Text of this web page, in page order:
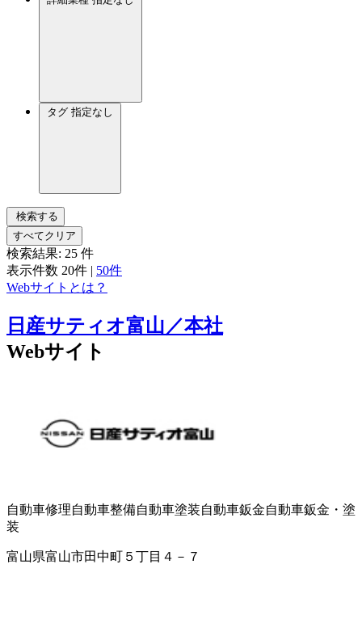
タグ 指定なし
検索する
すべてクリア
検索結果: 25 件
表示件数 20件 | 50件
Webサイトとは？
日産サティオ富山／本社
Webサイト
自動車修理自動車整備自動車塗装自動車鈑金自動車鈑金・塗
装
富山県富山市田中町５丁目４－７